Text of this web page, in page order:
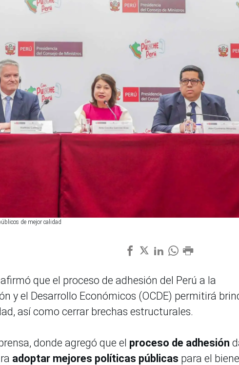
de mejor calidad
que el proceso de adhesión del Perú a la
y el Desarrollo Económicos (OCDE) permitirá
así como cerrar brechas estructurales.
donde agregó que el proceso de adhesión
adoptar mejores políticas públicas para el